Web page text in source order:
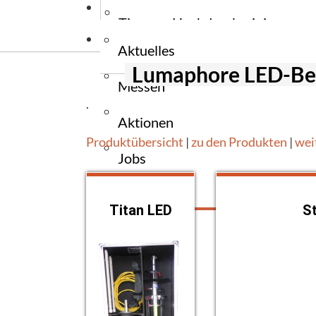
Ersatzteile
Tipps zu Hochdruckreiniger
Tipps zu Reinigungsmaschinen
Tipps zu Flurfördergeräte
Tipps zu Unkrautbekämpfung
Aktuelles
Messen
Aktionen
Jobs
Lumaphore LED-
.
Produktübersicht | zu den Produkten |
Titan LED